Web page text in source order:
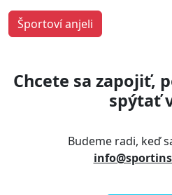
Športoví anjeli
Chcete sa zapojiť,
spýtať
Budeme radi, keď